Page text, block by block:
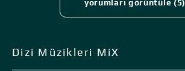
yorumları görüntüle (5)
Dizi Müzikleri MiX